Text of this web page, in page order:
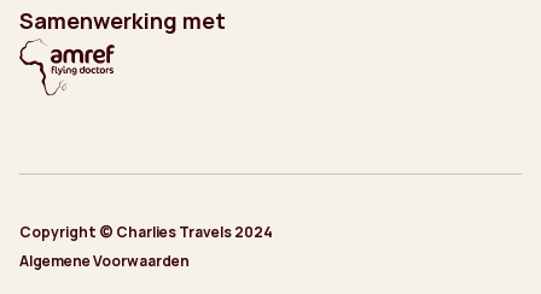
Samenwerking met
Copyright © Charlies Travels 2024
Algemene Voorwaarden